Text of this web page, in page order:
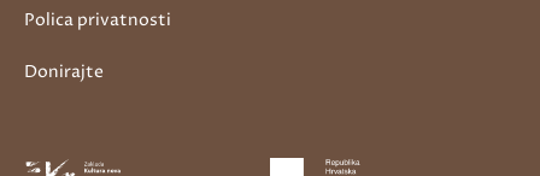
Polica privatnosti
Donirajte